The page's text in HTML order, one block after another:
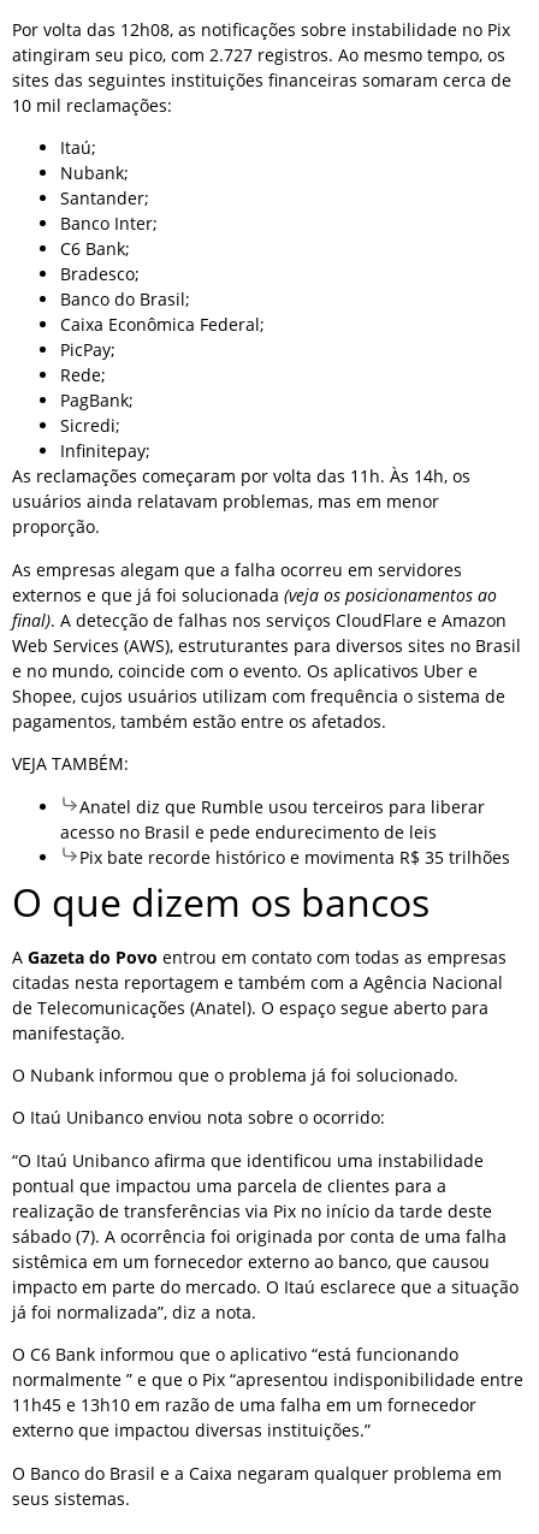
Por volta das 12h08, as notificações sobre instabilidade no Pix
atingiram seu pico, com 2.727 registros. Ao mesmo tempo, os
sites das seguintes instituições financeiras somaram cerca de
10 mil reclamações:
Itaú;
Nubank;
Santander;
Banco Inter;
C6 Bank;
Bradesco;
Banco do Brasil;
Caixa Econômica Federal;
PicPay;
Rede;
PagBank;
Sicredi;
Infinitepay;
As reclamações começaram por volta das 11h. Às 14h, os
usuários ainda relatavam problemas, mas em menor
proporção.
As empresas alegam que a falha ocorreu em servidores
externos e que já foi solucionada (veja os posicionamentos ao
final). A detecção de falhas nos serviços CloudFlare e Amazon
Web Services (AWS), estruturantes para diversos sites no Brasil
e no mundo, coincide com o evento. Os aplicativos Uber e
Shopee, cujos usuários utilizam com frequência o sistema de
pagamentos, também estão entre os afetados.
VEJA TAMBÉM:
Anatel diz que Rumble usou terceiros para liberar
acesso no Brasil e pede endurecimento de leis
Pix bate recorde histórico e movimenta R$ 35 trilhões
O que dizem os bancos
A Gazeta do Povo entrou em contato com todas as empresas
citadas nesta reportagem e também com a Agência Nacional
de Telecomunicações (Anatel). O espaço segue aberto para
manifestação.
O Nubank informou que o problema já foi solucionado.
O Itaú Unibanco enviou nota sobre o ocorrido:
“O Itaú Unibanco afirma que identificou uma instabilidade
pontual que impactou uma parcela de clientes para a
realização de transferências via Pix no início da tarde deste
sábado (7). A ocorrência foi originada por conta de uma falha
sistêmica em um fornecedor externo ao banco, que causou
impacto em parte do mercado. O Itaú esclarece que a situação
já foi normalizada”, diz a nota.
O C6 Bank informou que o aplicativo “está funcionando
normalmente ” e que o Pix “apresentou indisponibilidade entre
11h45 e 13h10 em razão de uma falha em um fornecedor
externo que impactou diversas instituições.”
O Banco do Brasil e a Caixa negaram qualquer problema em
seus sistemas.